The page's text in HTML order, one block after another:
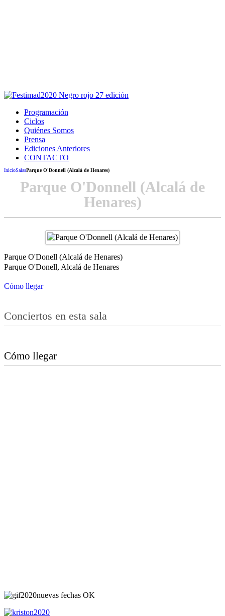
Programación
Ciclos
Quiénes Somos
Prensa
Ediciones Anteriores
CONTACTO
InicioSalasParque O'Donnell (Alcalá de Henares)
Parque O'Donnell (Alcalá de
Henares)
Parque O'Donell (Alcalá de Henares)
Parque O'Donell, Alcalá de Henares
Cómo llegar
Conciertos en esta sala
Cómo llegar